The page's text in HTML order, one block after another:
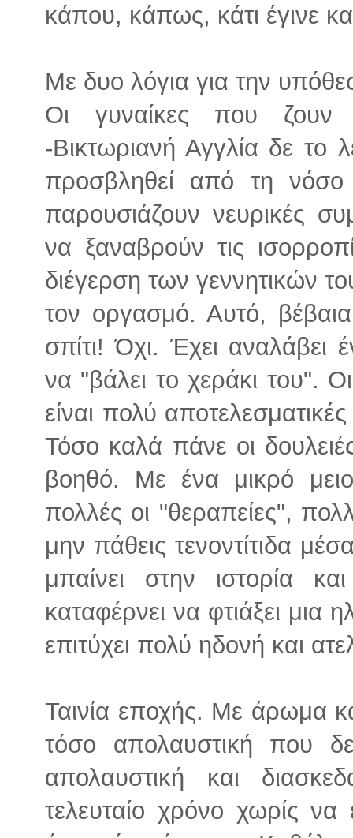
κάπου, κάπως, κάτι έγινε
Με δυο λόγια για την
Οι γυναίκες που ζουν
-Βικτωριανή Αγγλία δε το
προσβληθεί από τη
παρουσιάζουν νευρικές
να ξαναβρούν τις
διέγερση των γεννητικών
τον οργασμό. Αυτό,
σπίτι! Όχι. Έχει αναλάβει
να "βάλει το χεράκι του".
είναι πολύ
Τόσο καλά πάνε οι
βοηθό. Με ένα μικρό
πολλές οι "θεραπείες",
μην πάθεις τενοντίτιδα
μπαίνει στην ιστορία
καταφέρνει να φτιάξει μια
επιτύχει πολύ ηδονή και
Ταινία εποχής. Με άρωμα
τόσο απολαυστική που
απολαυστική και
τελευταίο χρόνο χωρίς